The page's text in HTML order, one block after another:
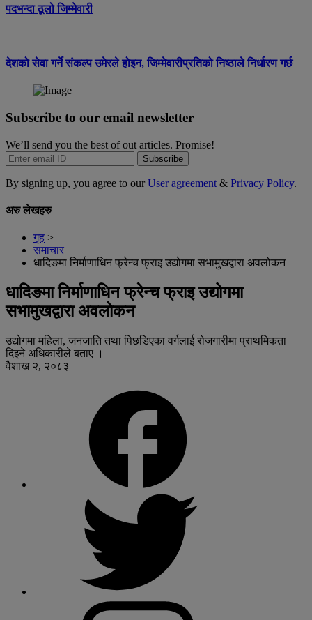
पदभन्दा ठूलो जिम्मेवारी
देशको सेवा गर्ने संकल्प उमेरले होइन, जिम्मेवारीप्रतिको निष्ठाले निर्धारण गर्छ
Subscribe to our email newsletter
We’ll send you the best of out articles. Promise!
Subscribe
By signing up, you agree to ourUser agreement & Privacy Policy.
अरु लेखहरु
गृह >
समाचार
धादिङमा निर्माणाधिन फ्रेन्च फ्राइ उद्योगमा सभामुखद्वारा अवलोकन
धादिङमा निर्माणाधिन फ्रेन्च फ्राइ उद्योगमा
सभामुखद्वारा अवलोकन
उद्योगमा महिला, जनजाति तथा पिछडिएका वर्गलाई रोजगारीमा प्राथमिकता
दिइने अधिकारीले बताए ।
वैशाख २, २०८३